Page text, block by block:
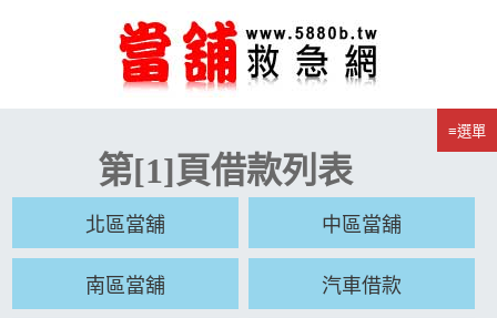
≡選單
第[1]頁借款列表
北區當舖 中區當舖
南區當舖 汽車借款